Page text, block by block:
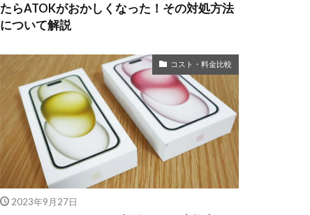
たらATOKがおかしくなった！その対処方法
について解説
コスト・料金比較
2023年9月27日